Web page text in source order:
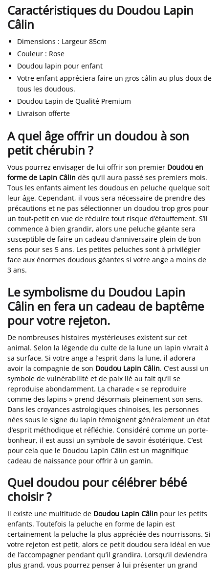
Caractéristiques du Doudou Lapin
Câlin
Dimensions : Largeur 85cm
Couleur : Rose
Doudou lapin pour enfant
Votre enfant appréciera faire un gros câlin au plus doux de
tous les doudous.
Doudou Lapin de Qualité Premium
Livraison offerte
A quel âge offrir un doudou à son
petit chérubin ?
Vous pourrez envisager de lui offrir son premier Doudou en
forme de Lapin Câlin dès qu’il aura passé ses premiers mois.
Tous les enfants aiment les doudous en peluche quelque soit
leur âge. Cependant, il vous sera nécessaire de prendre des
précautions et ne pas sélectionner un doudou trop gros pour
un tout-petit en vue de réduire tout risque d’étouffement. S’il
commence à bien grandir, alors une peluche géante sera
susceptible de faire un cadeau d’anniversaire plein de bon
sens pour ses 5 ans. Les petites peluches sont à privilégier
face aux énormes doudous géantes si votre ange a moins de
3 ans.
Le symbolisme du Doudou Lapin
Câlin en fera un cadeau de baptême
pour votre rejeton.
De nombreuses histoires mystérieuses existent sur cet
animal. Selon la légende du culte de la lune un lapin vivrait à
sa surface. Si votre ange a l’esprit dans la lune, il adorera
avoir la compagnie de son Doudou Lapin Câlin. C’est aussi un
symbole de vulnérabilité et de paix lié au fait qu’il se
reproduise abondamment. La charade « se reproduire
comme des lapins » prend désormais pleinement son sens.
Dans les croyances astrologiques chinoises, les personnes
nées sous le signe du lapin témoignent généralement un état
d’esprit méthodique et réfléchie. Considéré comme un porte-
bonheur, il est aussi un symbole de savoir ésotérique. C’est
pour cela que le Doudou Lapin Câlin est un magnifique
cadeau de naissance pour offrir à un gamin.
Quel doudou pour célébrer bébé
choisir ?
Il existe une multitude de Doudou Lapin Câlin pour les petits
enfants. Toutefois la peluche en forme de lapin est
certainement la peluche la plus appréciée des nourrissons. Si
votre rejeton est petit, alors ce petit doudou sera idéal en vue
de l’accompagner pendant qu’il grandira. Lorsqu’il deviendra
plus grand, vous pourrez penser à lui présenter un grand